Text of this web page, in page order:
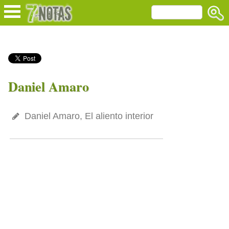
Daniel Amaro
Daniel Amaro, El aliento interior